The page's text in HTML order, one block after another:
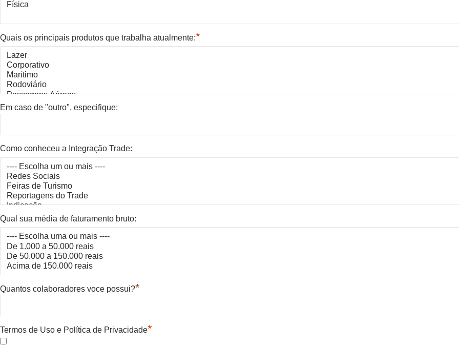
Quais os principais produtos que trabalha atualmente:*
Em caso de "outro", especifique:
Como conheceu a Integração Trade:
Qual sua média de faturamento bruto:
Quantos colaboradores voce possui?*
Termos de Uso e Política de Privacidade*